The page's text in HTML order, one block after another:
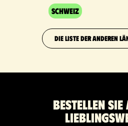
Schweiz
DIE LISTE DER ANDEREN
Bestellen